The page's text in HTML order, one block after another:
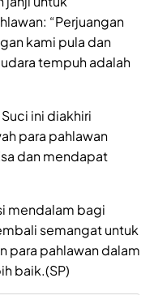
“Perjuangan
kami pula dan
tempuh adalah
ini diakhiri
para pahlawan
dan mendapat
mendalam bagi
semangat untuk
para pahlawan dalam
baik.(SP)